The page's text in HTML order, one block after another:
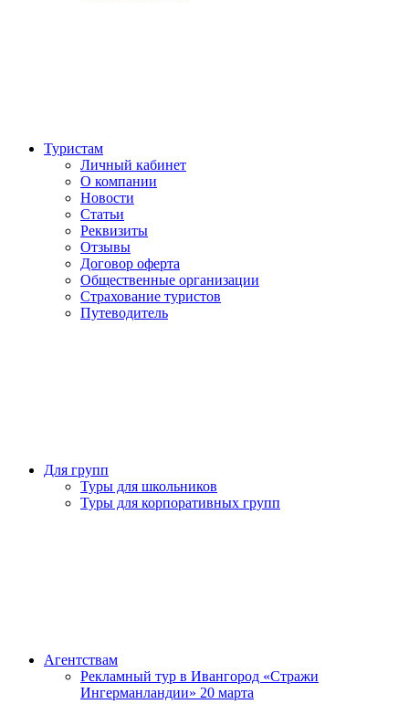
Туристам
Личный кабинет
О компании
Новости
Статьи
Реквизиты
Отзывы
Договор оферта
Общественные организации
Страхование туристов
Путеводитель
Для групп
Туры для школьников
Туры для корпоративных групп
Агентствам
Рекламный тур в Ивангород «Стражи
Ингерманландии» 20 марта